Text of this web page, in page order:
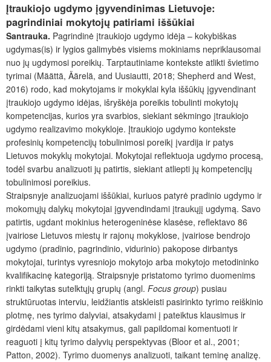
Įtraukiojo ugdymo įgyvendinimas Lietuvoje:
pagrindiniai mokytojų patiriami iššūkiai
Santrauka. Pagrindinė įtraukiojo ugdymo idėja – kokybiškas
ugdymas(is) ir lygios galimybės visiems mokiniams nepriklausomai
nuo jų ugdymosi poreikių. Tarptautiniame kontekste atlikti švietimo
tyrimai (Määttä, Äärelä, and Uusiautti, 2018; Shepherd and West,
2016) rodo, kad mokytojams ir mokyklai kyla iššūkių įgyvendinant
įtraukiojo ugdymo idėjas, išryškėja poreikis tobulinti mokytojų
kompetencijas, kurios yra svarbios, siekiant sėkmingo įtraukiojo
ugdymo realizavimo mokykloje. Įtraukiojo ugdymo kontekste
profesinių kompetencijų tobulinimosi poreikį įvardija ir patys
Lietuvos mokyklų mokytojai. Mokytojai reflektuoja ugdymo procesą,
todėl svarbu analizuoti jų patirtis, siekiant atliepti jų kompetencijų
tobulinimosi poreikius.
Straipsnyje analizuojami iššūkiai, kuriuos patyrė pradinio ugdymo ir
mokomųjų dalykų mokytojai įgyvendindami įtraukųjį ugdymą. Savo
patirtis, ugdant mokinius heterogeninėse klasėse, reflektavo 86
įvairiose Lietuvos miestų ir rajonų mokyklose, įvairiose bendrojo
ugdymo (pradinio, pagrindinio, vidurinio) pakopose dirbantys
mokytojai, turintys vyresniojo mokytojo arba mokytojo metodininko
kvalifikacinę kategoriją. Straipsnyje pristatomo tyrimo duomenims
rinkti taikytas sutelktųjų grupių (angl. Focus group) pusiau
struktūruotas interviu, leidžiantis atskleisti pasirinkto tyrimo reiškinio
plotmę, nes tyrimo dalyviai, atsakydami į pateiktus klausimus ir
girdėdami vieni kitų atsakymus, gali papildomai komentuoti ir
reaguoti į kitų tyrimo dalyvių perspektyvas (Bloor et al., 2001;
Patton, 2002). Tyrimo duomenys analizuoti, taikant teminę analizę.